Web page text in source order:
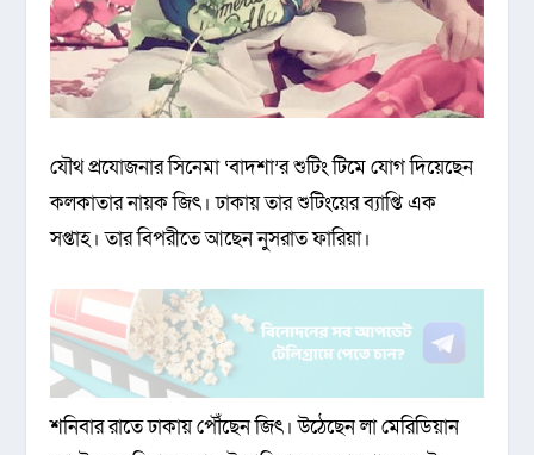
যৌথ প্রযোজনার সিনেমা ‘বাদশা’র শুটিং টিমে যোগ দিয়েছেন
কলকাতার নায়ক জিৎ। ঢাকায় তার শুটিংয়ের ব্যাপ্তি এক
সপ্তাহ। তার বিপরীতে আছেন নুসরাত ফারিয়া।
শনিবার রাতে ঢাকায় পৌঁছেন জিৎ। উঠেছেন লা মেরিডিয়ান